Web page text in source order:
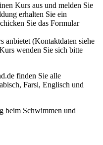
Kurs aus und melden Sie
erhalten Sie ein
Sie das Formular
anbietet (Kontaktdaten siehe
wenden Sie sich bitte
finden Sie alle
Farsi, Englisch und
beim Schwimmen und